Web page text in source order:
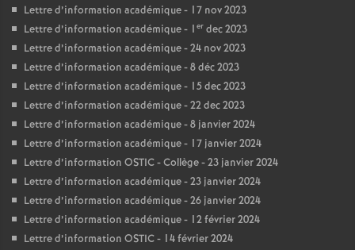
Lettre d’information académique - 17 nov 2023
Lettre d’information académique - 1 er dec 2023
Lettre d’information académique - 24 nov 2023
Lettre d’information académique - 8 déc 2023
Lettre d’information académique - 15 dec 2023
Lettre d’information académique - 22 dec 2023
Lettre d’information académique - 8 janvier 2024
Lettre d’information académique - 17 janvier 2024
Lettre d’information OSTIC - Collège - 23 janvier 2024
Lettre d’information académique - 23 janvier 2024
Lettre d’information académique - 26 janvier 2024
Lettre d’information académique - 12 février 2024
Lettre d’information OSTIC - 14 février 2024